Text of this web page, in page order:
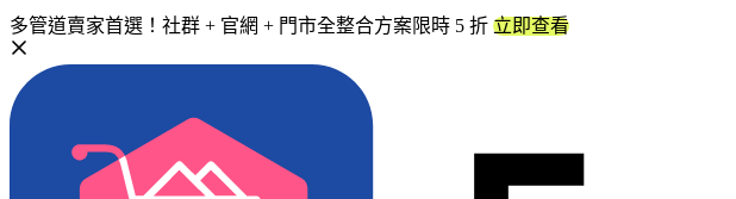
多管道賣家首選！社群 + 官網 + 門市全整合方案限時 5 折 立即查看